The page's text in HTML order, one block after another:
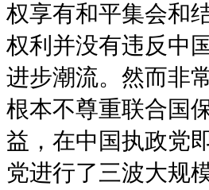
权享有和平集会和
权利并没有违反中
进步潮流。然而非
根本不尊重联合国
益，在中国执政党
党进行了三波大规